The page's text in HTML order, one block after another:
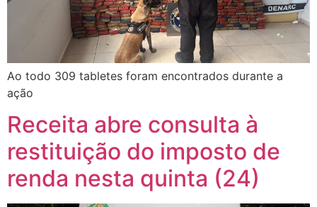
Ao todo 309 tabletes foram encontrados durante a
ação
Receita abre consulta à
restituição do imposto de
renda nesta quinta (24)